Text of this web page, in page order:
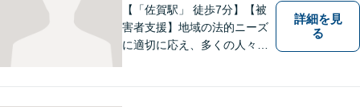
可】
【「佐賀駅」 徒歩7分】【被
害者支援】地域の法的ニーズ
に適切に応え、多くの人々の
詳細を見
る